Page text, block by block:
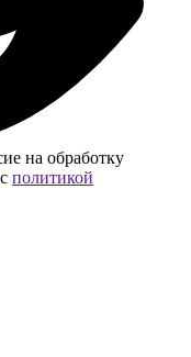
на обработку
политикой